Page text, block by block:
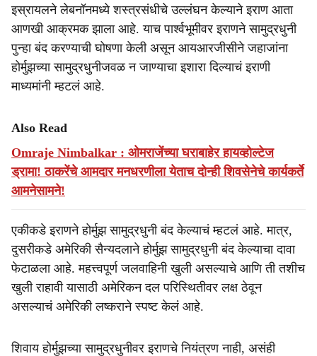
इस्रायलने लेबनॉनमध्ये शस्त्रसंधीचे उल्लंघन केल्याने इराण आता
आणखी आक्रमक झाला आहे. याच पार्श्वभूमीवर इराणने सामुद्रधुनी
पुन्हा बंद करण्याची घोषणा केली असून आयआरजीसीने जहाजांना
होर्मुझच्या सामुद्रधुनीजवळ न जाण्याचा इशारा दिल्याचं इराणी
माध्यमांनी म्हटलं आहे.
Also Read
Omraje Nimbalkar : ओमराजेंच्या घराबाहेर हायव्होल्टेज
ड्रामा! ठाकरेंचे आमदार मनधरणीला येताच दोन्ही शिवसेनेचे कार्यकर्ते
आमनेसामने!
एकीकडे इराणने होर्मुझ सामुद्रधुनी बंद केल्याचं म्हटलं आहे. मात्र,
दुसरीकडे अमेरिकी सैन्यदलाने होर्मुझ सामुद्रधुनी बंद केल्याचा दावा
फेटाळला आहे. महत्त्वपूर्ण जलवाहिनी खुली असल्याचे आणि ती तशीच
खुली राहावी यासाठी अमेरिकन दल परिस्थितीवर लक्ष ठेवून
असल्याचं अमेरिकी लष्कराने स्पष्ट केलं आहे.
शिवाय होर्मुझच्या सामुद्रधुनीवर इराणचे नियंत्रण नाही, असंही